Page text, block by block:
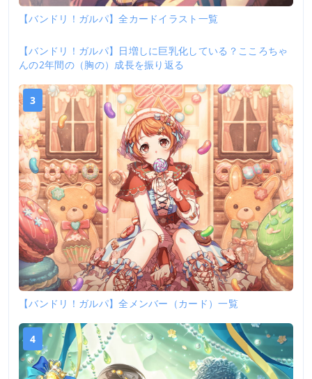
【バンドリ！ガルパ】全カードイラスト一覧
2
【バンドリ！ガルパ】日増しに巨乳化している？こころちゃ
んの2年間の（胸の）成長を振り返る
3
【バンドリ！ガルパ】全メンバー（カード）一覧
4